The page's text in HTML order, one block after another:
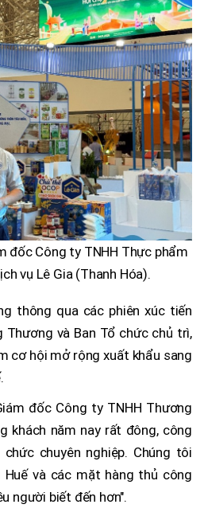
đốc Công ty TNHH Thực phẩm
vụ Lê Gia (Thanh Hóa).
thông qua các phiên xúc tiến
và Ban Tổ chức chủ trì,
cơ hội mở rộng xuất khẩu sang
đốc Công ty TNHH Thương
khách năm nay rất đông, công
chuyên nghiệp. Chúng tôi
và các mặt hàng thủ công
người biết đến hơn".